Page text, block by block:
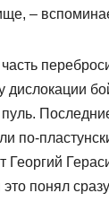
–
дислокации
пуль.
по-
Георгий
понял